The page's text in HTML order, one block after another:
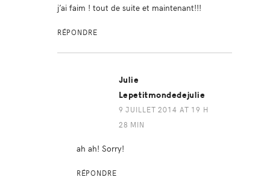
j’ai faim ! tout de suite et maintenant!!!
RÉPONDRE
Julie
Lepetitmondedejulie
9 JUILLET 2014 AT 19 H
28 MIN
ah ah! Sorry!
RÉPONDRE